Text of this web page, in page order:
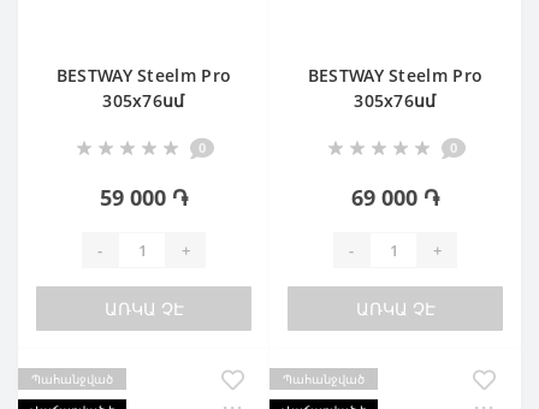
BESTWAY Steelm Pro
305х76սմ
0
59 000 ֏
- +
ԱՌԿԱ ՉԷ
BESTWAY Steelm Pro
305х76սմ
0
69 000 ֏
- +
ԱՌԿԱ ՉԷ
Պահանջված
Պահանջված